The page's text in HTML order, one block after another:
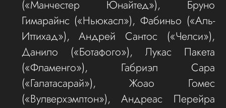
(«Манчестер Юнайтед»), Бруно
Гимарайнс («Ньюкасл»), Фабиньо («Аль-
Иттихад»), Андрей Сантос («Челси»),
Данило («Ботафого»), Лукас Пакета
(«Фламенго»), Габриэл Сара
(«Галатасарай»), Жоао Гомес
(«Вулверхэмптон»), Андреас Перейра